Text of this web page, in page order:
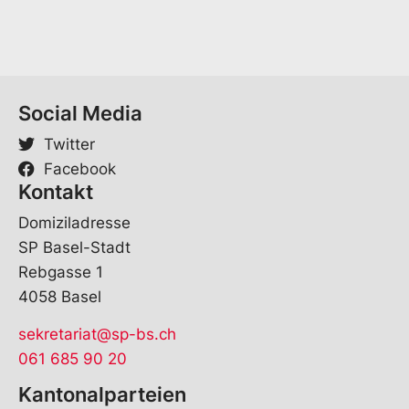
Social Media
Twitter
Facebook
Kontakt
Domiziladresse
SP Basel-Stadt
Rebgasse 1
4058 Basel
sekretariat@sp-bs.ch
061 685 90 20
Kantonalparteien